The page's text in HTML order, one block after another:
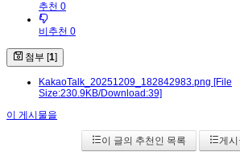
추천 0
비추천 0
첨부 [1]
KakaoTalk_20251209_182842983.png [File
Size:230.9KB/Download:39]
이 게시물을
이 글의 추천인 목록 게시